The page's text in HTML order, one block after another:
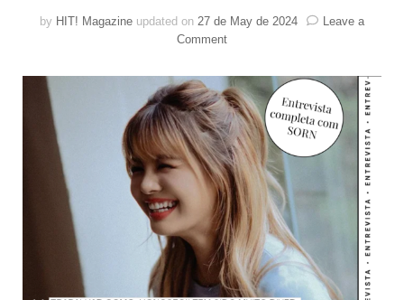
by HIT! Magazine updated on 27 de May de 2024
Leave a
Commenton
conta
sobre
os
bastidores
do
single
“Crazy
Stupid
Lovers”
e
a
amizade
de